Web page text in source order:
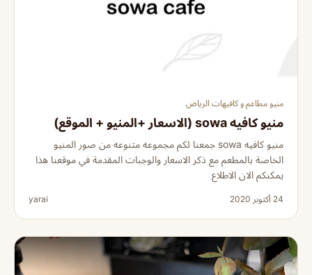
منيو مطاعم و كافيهات الرياض
منيو كافيه sowa (الاسعار +المنيو + الموقع)
منيو كافيه sowa جمعنا لكم مجموعه متنوعه من صور المنيو
الخاصة بالمطعم مع ذكر الاسعار والوجبات المقدمة في موقعنا هذا
يمكنكم الان الاطلاع
24 أكتوبر 2020 yarai